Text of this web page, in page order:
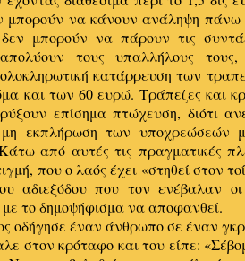
μπορούν να κάνουν ανάληψη
δεν μπορούν να πάρουν τις
τους υπαλλήλους
κατάρρευση των
και των 60 ευρώ. Τράπεζες και
επίσημα πτώχευση, διότι
εκπλήρωση των υποχρεώσεών
από αυτές τις πραγματικές
που ο λαός έχει «στηθεί στον
αδιεξόδου που τον ενέβαλαν
με το δημοψήφισμα να αποφανθεί.
οδήγησε έναν άνθρωπο σε έναν
στον κρόταφο και του είπε: